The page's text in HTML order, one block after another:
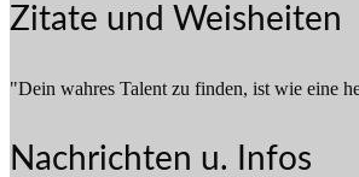
Zitate und Weisheiten
"Dein wahres Talent zu finden, ist wie eine
Nachrichten u. Infos